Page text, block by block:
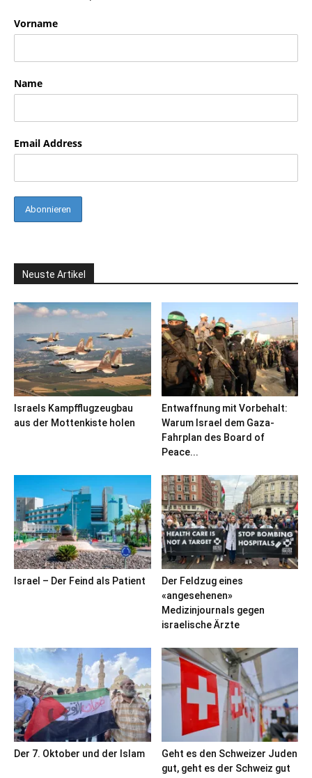
Vorname
Name
Email Address
Neuste Artikel
Israels Kampfflugzeugbau
aus der Mottenkiste holen
Entwaffnung mit Vorbehalt:
Warum Israel dem Gaza-
Fahrplan des Board of
Peace...
Israel – Der Feind als Patient
Der Feldzug eines
«angesehenen»
Medizinjournals gegen
israelische Ärzte
Der 7. Oktober und der Islam
Geht es den Schweizer Juden
gut, geht es der Schweiz gut